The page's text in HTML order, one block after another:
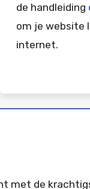
de handleiding
om je website
internet.
met de